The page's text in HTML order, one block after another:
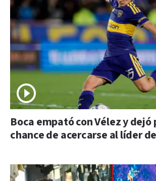
Boca empató con Vélez y dejó
chance de acercarse al líder